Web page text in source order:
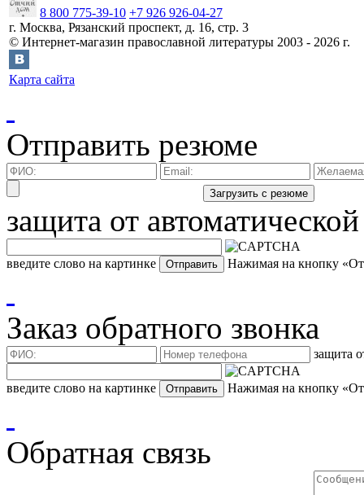
8 800 775-39-10 +7 926 926-04-27
г. Москва, Рязанский проспект, д. 16, стр. 3
© Интернет-магазин православной литературы 2003 - 2026 г.
Карта сайта
Отправить резюме
защита от
введите слово на картинке Нажимая на кнопку
Заказ обратного звонка
защита
введите слово на картинке Нажимая на кнопку
Обратная связь